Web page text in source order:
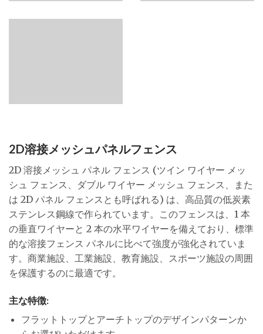
2D溶接メッシュパネルフェンス
2D 溶接メッシュ パネル フェンス (ツイン ワイヤー メッ
シュ フェンス、ダブル ワイヤー メッシュ フェンス、また
は 2D パネル フェンスとも呼ばれる) は、高品質の低炭素
ステンレス鋼線で作られています。このフェンスは、1 本
の垂直ワイヤーと 2 本の水平ワイヤーを備えており、標準
的な溶接フェンス パネルに比べて強度が強化されていま
す。商業施設、工業施設、教育施設、スポーツ施設の周囲
を保護するのに最適です。
主な特徴:
フラットトップとアーチトップのデザインパターンか